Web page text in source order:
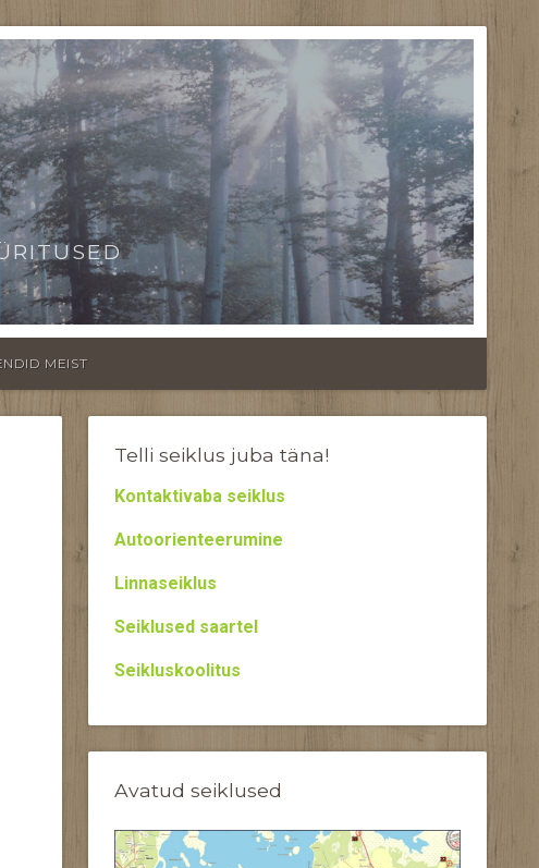
MEIST
Telli seiklus juba täna!
Kontaktivaba seiklus
Autoorienteerumine
Linnaseiklus
Seiklused saartel
Seikluskoolitus
Avatud seiklused